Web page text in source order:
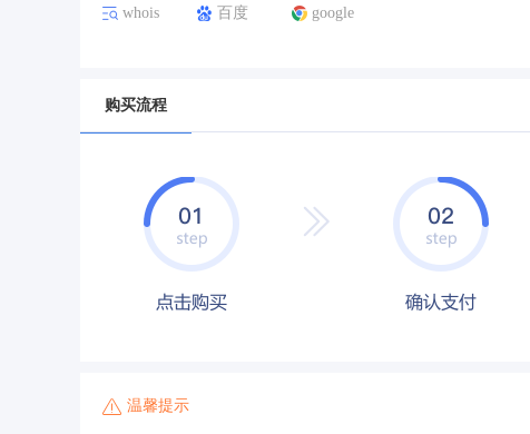
whois 百度 google
购买流程
温馨提示